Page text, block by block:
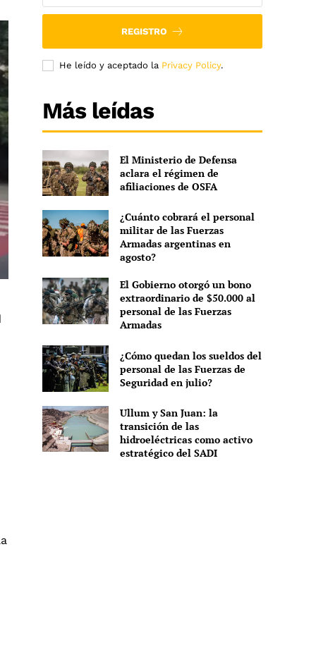
REGISTRO
He leído y aceptado la Privacy Policy.
Más leídas
El Ministerio de Defensa
aclara el régimen de
afiliaciones de OSFA
¿Cuánto cobrará el personal
militar de las Fuerzas
Armadas argentinas en
agosto?
El Gobierno otorgó un bono
extraordinario de $50.000 al
personal de las Fuerzas
Armadas
¿Cómo quedan los sueldos del
personal de las Fuerzas de
Seguridad en julio?
Ullum y San Juan: la
transición de las
hidroeléctricas como activo
estratégico del SADI